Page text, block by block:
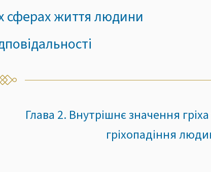
сферах життя людини
Глава 2. Внутрішнє значення гріха
гріхопадіння